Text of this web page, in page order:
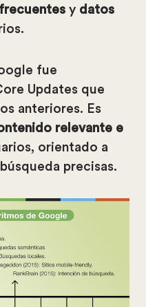
y datos
fue
Updates que
anteriores. Es
relevante e
orientado a
precisas.